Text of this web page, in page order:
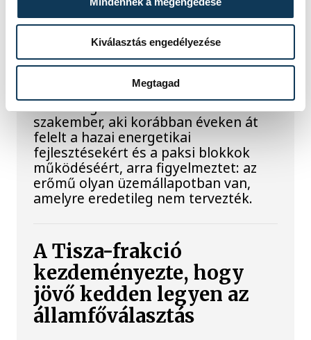
Kiválasztás engedélyezése
Megtagad
történik, ha leáll Paks?
Mártha Imre, az MVM Zrt. egykori
vezérigazgatója ATV-n Rónai Egonnak
adott interjújában vázolta fel a Paksi
Atomerőmű előtt álló példátlan
technológiai kihívásokat. A
szakember, aki korábban éveken át
felelt a hazai energetikai
fejlesztésekért és a paksi blokkok
működéséért, arra figyelmeztet: az
erőmű olyan üzemállapotban van,
amelyre eredetileg nem tervezték.
A Tisza-frakció
kezdeményezte, hogy
jövő kedden legyen az
államfőválasztás